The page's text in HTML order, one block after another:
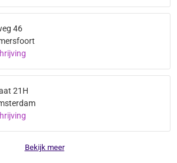
46
21H
Bekijk meer